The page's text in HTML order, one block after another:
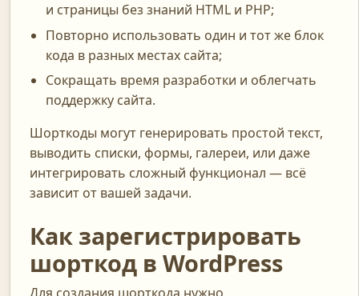
и страницы без знаний HTML и PHP;
Повторно использовать один и тот же блок
кода в разных местах сайта;
Сокращать время разработки и облегчать
поддержку сайта.
Шорткоды могут генерировать простой текст,
выводить списки, формы, галереи, или даже
интегрировать сложный функционал — всё
зависит от вашей задачи.
Как зарегистрировать
шорткод в WordPress